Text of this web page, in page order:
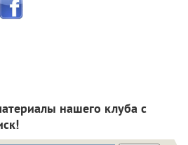
нашего клуба с